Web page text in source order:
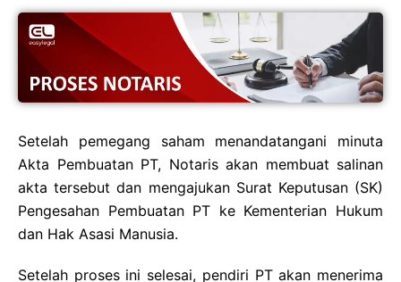
Setelah pemegang saham menandatangani minuta
Akta Pembuatan PT, Notaris akan membuat salinan
akta tersebut dan mengajukan Surat Keputusan (SK)
Pengesahan Pembuatan PT ke Kementerian Hukum
dan Hak Asasi Manusia.
Setelah proses ini selesai, pendiri PT akan menerima